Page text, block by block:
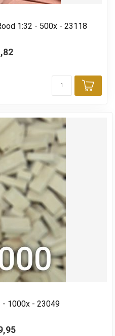
1:32 - 500x - 23118
- 1000x - 23049